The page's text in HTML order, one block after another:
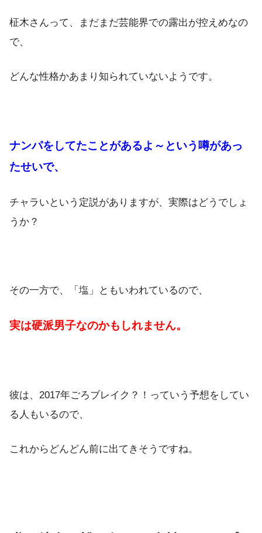
柾木さんって、まだまだ芸能界での露出が控えめなの
で、
どんな性格かあまり知られていないようです。
ナンパをしてたことがあるよ～という噂があっ
たせいで、
チャラいという定説がありますが、実際はどうでしょ
うか？
その一方で、「塩」ともいわれているので、
実は硬派男子なのかもしれません。
彼は、2017年ごろブレイク？！っていう予想をしてい
る人もいるので、
これからどんどん前に出てきそうですね。